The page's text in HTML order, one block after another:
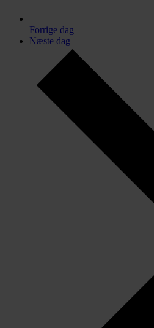
Forrige dag
Næste dag